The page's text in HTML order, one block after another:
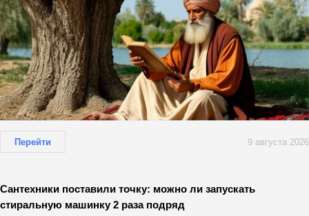
Перейти 9 августа 2026
Сантехники поставили точку: можно ли запускать
стиральную машинку 2 раза подряд